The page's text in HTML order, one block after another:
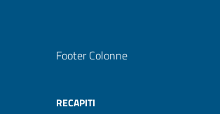
Footer Colonne
RECAPITI